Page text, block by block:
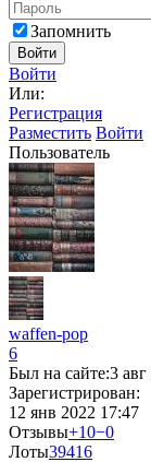
Запомнить
Войти
Войти
Или:
Регистрация
Разместить Войти
Пользователь
waffen-pop
6
Был на сайте:3
Зарегистрирован:
12 янв 2022 17:47
Отзывы+10−0
Лоты39416